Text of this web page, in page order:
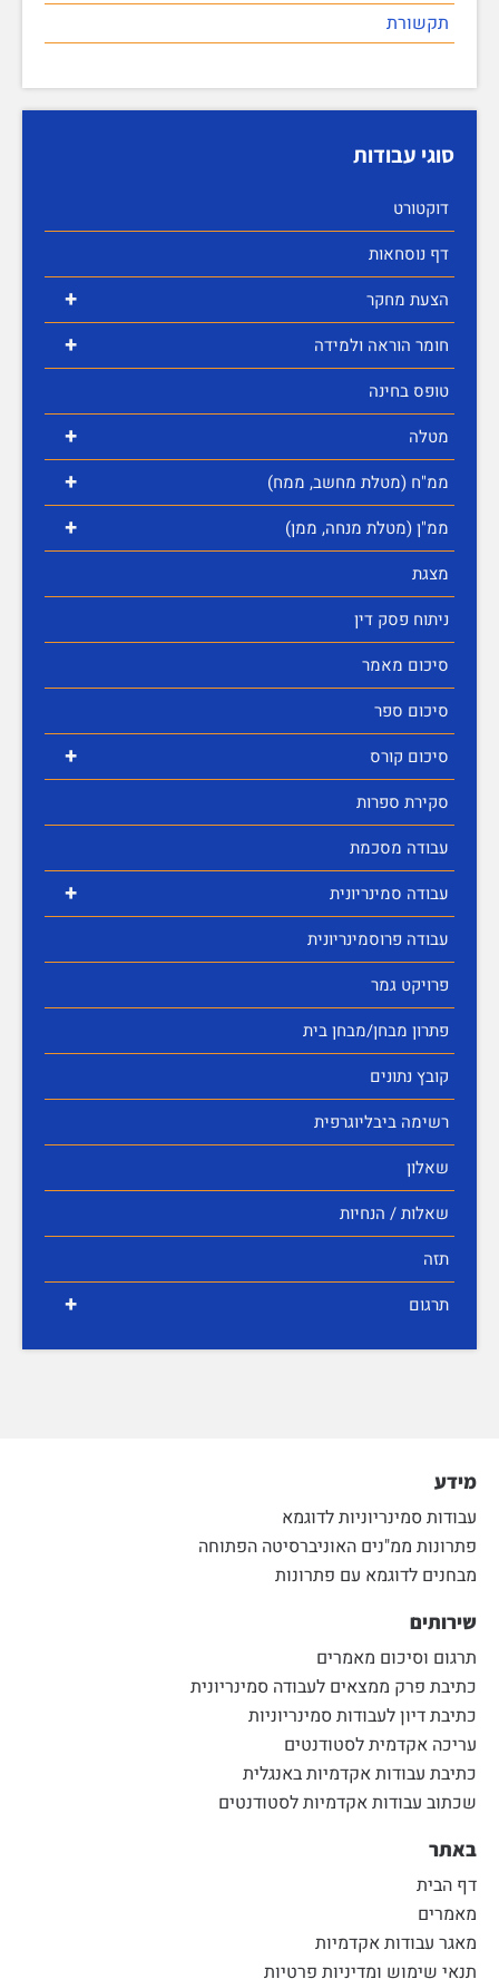
תקשורת
סוגי עבודות
דוקטורט
דף נוסחאות
+ הצעת מחקר
+
חומר הוראה ולמידה
טופס בחינה
+ מטלה
+ ממ"ח (מטלת מחשב, ממח)
+
ממ"ן (מטלת מנחה, ממן)
מצגת
ניתוח פסק דין
סיכום מאמר
סיכום ספר
+
סיכום קורס
סקירת ספרות
עבודה מסכמת
+
עבודה סמינריונית
עבודה פרוסמינריונית
פרויקט גמר
פתרון מבחן/מבחן בית
קובץ נתונים
רשימה ביבליוגרפית
שאלון
שאלות / הנחיות
תזה
+ תרגום
מידע
עבודות סמינריוניות לדוגמא
פתרונות ממ"נים האוניברסיטה הפתוחה
מבחנים לדוגמא עם פתרונות
שירותים
תרגום וסיכום מאמרים
כתיבת פרק ממצאים לעבודה סמינריונית
כתיבת דיון לעבודות סמינריוניות
עריכה אקדמית לסטודנטים
כתיבת עבודות אקדמיות באנגלית
שכתוב עבודות אקדמיות לסטודנטים
באתר
דף הבית
מאמרים
מאגר עבודות אקדמיות
תנאי שימוש ומדיניות פרטיות